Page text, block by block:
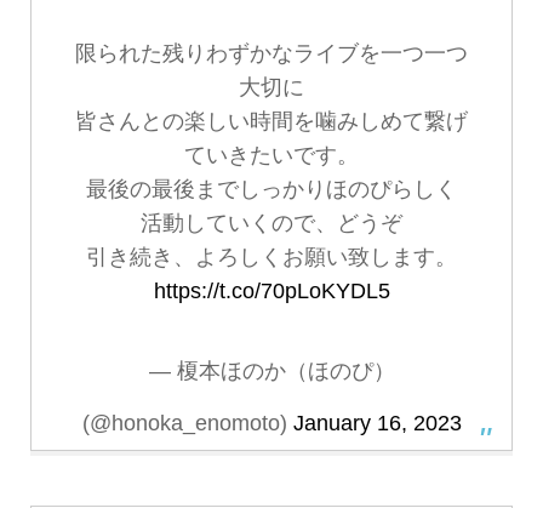
限られた残りわずかなライブを一つ一つ
大切に
皆さんとの楽しい時間を噛みしめて繋げ
ていきたいです。
最後の最後までしっかりほのぴらしく
活動していくので、どうぞ
引き続き、よろしくお願い致します。
https://t.co/70pLoKYDL5
— 榎本ほのか（ほのぴ）
(@honoka_enomoto) January 16, 2023